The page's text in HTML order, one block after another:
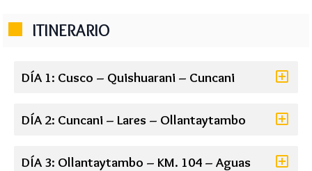
ITINERARIO
DÍA 1: Cusco – Quishuarani – Cuncani
DÍA 2: Cuncani – Lares – Ollantaytambo
DÍA 3: Ollantaytambo – KM. 104 – Aguas